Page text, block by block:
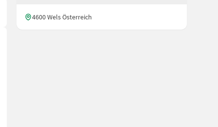
4600 Wels Österreich